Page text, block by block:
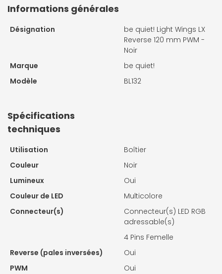
Informations générales
Désignation
be quiet! Light Wings LX
Reverse 120 mm PWM -
Noir
Marque
be quiet!
Modèle
BL132
Spécifications
techniques
Utilisation
Boîtier
Couleur
Noir
Lumineux
Oui
Couleur de LED
Multicolore
Connecteur(s)
Connecteur(s) LED RGB
adressable(s)
4 Pins Femelle
Reverse (pales inversées)
Oui
PWM
Oui